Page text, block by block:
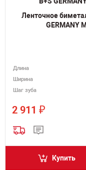
Ленточное
GERMANY
Длина
Ширина
Шаг зуба
2 911 ₽
Купить